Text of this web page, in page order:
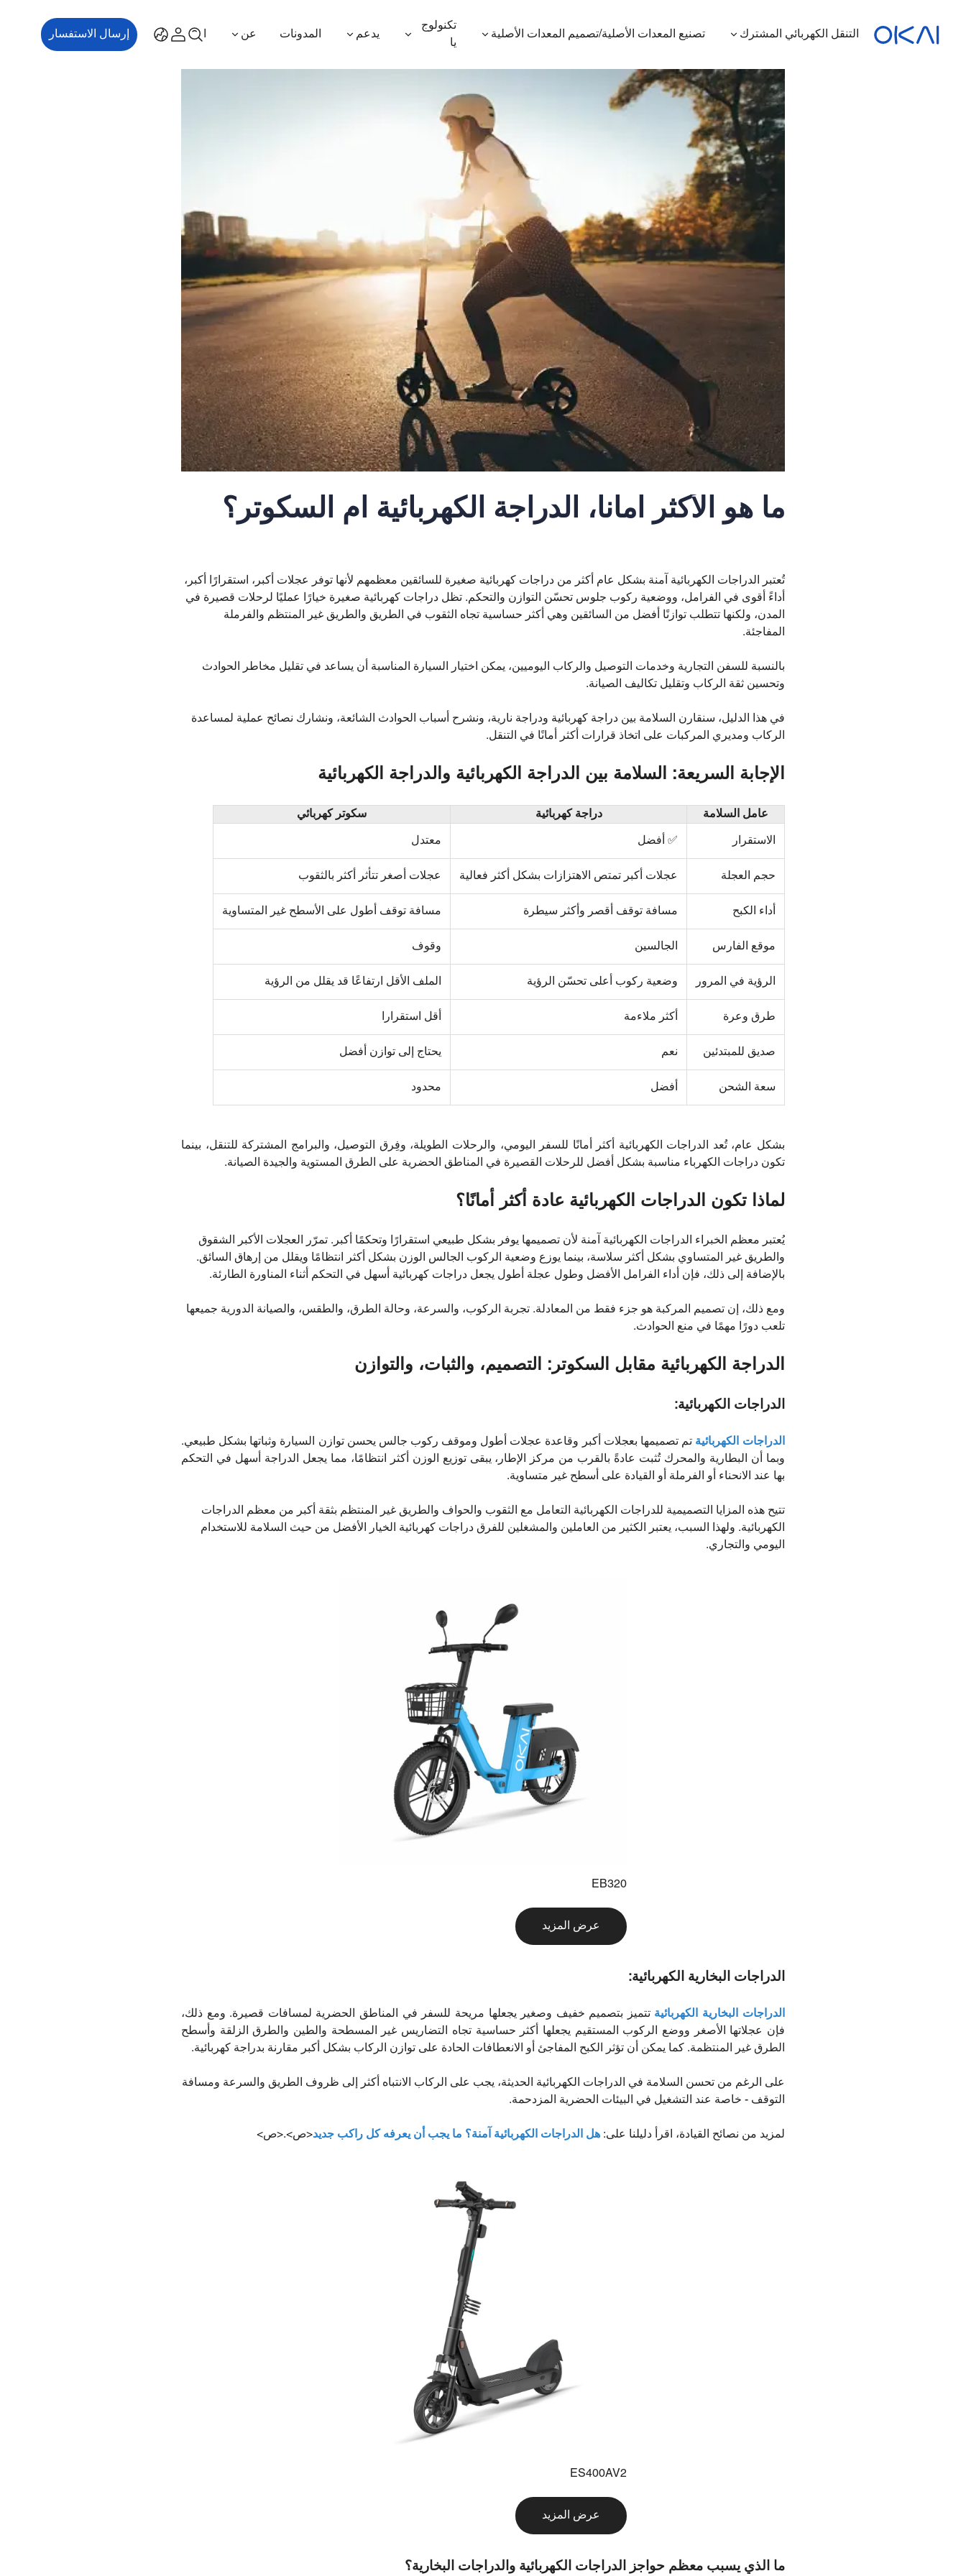
التنقل الكهربائي المشترك تصنيع المعدات الأصلية/تصميم المعدات الأصلية
تكنولوج
يا
يدعم المدونات عن اتصل بنا
ES400A
ES410
إرسال الاستفسار
ما هو الأكثر أماناً، الدراجة الكهربائية أم السكوتر؟
تُعتبر الدراجات الكهربائية آمنة بشكل عام أكثر من دراجات كهربائية صغيرة للسائقين معظمهم لأنها توفر عجلات أكبر، استقرارًا أكبر،
أداءً أقوى في الفرامل، ووضعية ركوب جلوس تحسّن التوازن والتحكم. تظل دراجات كهربائية صغيرة خيارًا عمليًا لرحلات قصيرة في
المدن، ولكنها تتطلب توازنًا أفضل من السائقين وهي أكثر حساسية تجاه الثقوب في الطريق والطريق غير المنتظم والفرملة
المفاجئة.
بالنسبة للسفن التجارية وخدمات التوصيل والركاب اليوميين، يمكن اختيار السيارة المناسبة أن يساعد في تقليل مخاطر الحوادث
وتحسين ثقة الركاب وتقليل تكاليف الصيانة.
في هذا الدليل، سنقارن السلامة بين دراجة كهربائية ودراجة نارية، ونشرح أسباب الحوادث الشائعة، ونشارك نصائح عملية لمساعدة
الركاب ومديري المركبات على اتخاذ قرارات أكثر أمانًا في التنقل.
الإجابة السريعة: السلامة بين الدراجة الكهربائية والدراجة الكهربائية
عامل السلامة دراجة كهربائية سكوتر كهربائي
الاستقرار ✅ أفضل معتدل
حجم العجلة عجلات أكبر تمتص الاهتزازات بشكل أكثر فعالية عجلات أصغر تتأثر أكثر بالثقوب
أداء الكبح مسافة توقف أقصر وأكثر سيطرة مسافة توقف أطول على الأسطح غير المتساوية
موقع الفارس الجالسين وقوف
الرؤية في المرور وضعية ركوب أعلى تحسّن الرؤية الملف الأقل ارتفاعًا قد يقلل من الرؤية
طرق وعرة أكثر ملاءمة أقل استقرارا
صديق للمبتدئين نعم يحتاج إلى توازن أفضل
سعة الشحن أفضل محدود
بشكل عام، تُعد الدراجات الكهربائية أكثر أمانًا للسفر اليومي، والرحلات الطويلة، وفِرق التوصيل، والبرامج المشتركة للتنقل، بينما
تكون دراجات الكهرباء مناسبة بشكل أفضل للرحلات القصيرة في المناطق الحضرية على الطرق المستوية والجيدة الصيانة.
لماذا تكون الدراجات الكهربائية عادة أكثر أمانًا؟
يُعتبر معظم الخبراء الدراجات الكهربائية آمنة لأن تصميمها يوفر بشكل طبيعي استقرارًا وتحكمًا أكبر. تمرّر العجلات الأكبر الشقوق
والطريق غير المتساوي بشكل أكثر سلاسة، بينما يوزع وضعية الركوب الجالس الوزن بشكل أكثر انتظامًا ويقلل من إرهاق السائق.
بالإضافة إلى ذلك، فإن أداء الفرامل الأفضل وطول عجلة أطول يجعل دراجات كهربائية أسهل في التحكم أثناء المناورة الطارئة.
ومع ذلك، إن تصميم المركبة هو جزء فقط من المعادلة. تجربة الركوب، والسرعة، وحالة الطرق، والطقس، والصيانة الدورية جميعها
تلعب دورًا مهمًا في منع الحوادث.
الدراجة الكهربائية مقابل السكوتر: التصميم، والثبات، والتوازن
الدراجات الكهربائية:
الدراجات الكهربائية تم تصميمها بعجلات أكبر وقاعدة عجلات أطول وموقف ركوب جالس يحسن توازن السيارة وثباتها بشكل طبيعي.
وبما أن البطارية والمحرك تُثبت عادةً بالقرب من مركز الإطار، يبقى توزيع الوزن أكثر انتظامًا، مما يجعل الدراجة أسهل في التحكم
بها عند الانحناء أو الفرملة أو القيادة على أسطح غير متساوية.
تتيح هذه المزايا التصميمية للدراجات الكهربائية التعامل مع الثقوب والحواف والطريق غير المنتظم بثقة أكبر من معظم الدراجات
الكهربائية. ولهذا السبب، يعتبر الكثير من العاملين والمشغلين للفرق دراجات كهربائية الخيار الأفضل من حيث السلامة للاستخدام
اليومي والتجاري.
EB320
عرض المزيد
الدراجات البخارية الكهربائية:
الدراجات البخارية الكهربائية تتميز بتصميم خفيف وصغير يجعلها مريحة للسفر في المناطق الحضرية لمسافات قصيرة. ومع ذلك،
فإن عجلاتها الأصغر ووضع الركوب المستقيم يجعلها أكثر حساسية تجاه التضاريس غير المسطحة والطين والطرق الزلقة وأسطح
الطرق غير المنتظمة. كما يمكن أن تؤثر الكبح المفاجئ أو الانعطافات الحادة على توازن الركاب بشكل أكبر مقارنة بدراجة كهربائية.
على الرغم من تحسن السلامة في الدراجات الكهربائية الحديثة، يجب على الركاب الانتباه أكثر إلى ظروف الطريق والسرعة ومسافة
التوقف - خاصة عند التشغيل في البيئات الحضرية المزدحمة.
لمزيد من نصائح القيادة، اقرأ دليلنا على: هل الدراجات الكهربائية آمنة؟ ما يجب أن يعرفه كل راكب جديد<ص>.<ص>
ES400AV2
عرض المزيد
ما الذي يسبب معظم حواجز الدراجات الكهربائية والدراجات البخارية؟